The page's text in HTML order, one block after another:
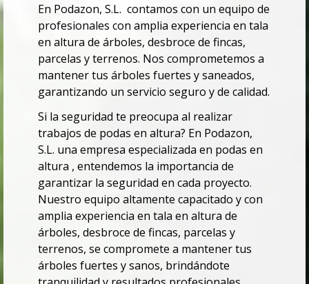
En Podazon, S.L. contamos con un equipo de
profesionales con amplia experiencia en tala
en altura de árboles, desbroce de fincas,
parcelas y terrenos. Nos comprometemos a
mantener tus árboles fuertes y saneados,
garantizando un servicio seguro y de calidad.
Si la seguridad te preocupa al realizar
trabajos de podas en altura? En Podazon,
S.L. una empresa especializada en podas en
altura , entendemos la importancia de
garantizar la seguridad en cada proyecto.
Nuestro equipo altamente capacitado y con
amplia experiencia en tala en altura de
árboles, desbroce de fincas, parcelas y
terrenos, se compromete a mantener tus
árboles fuertes y sanos, brindándote